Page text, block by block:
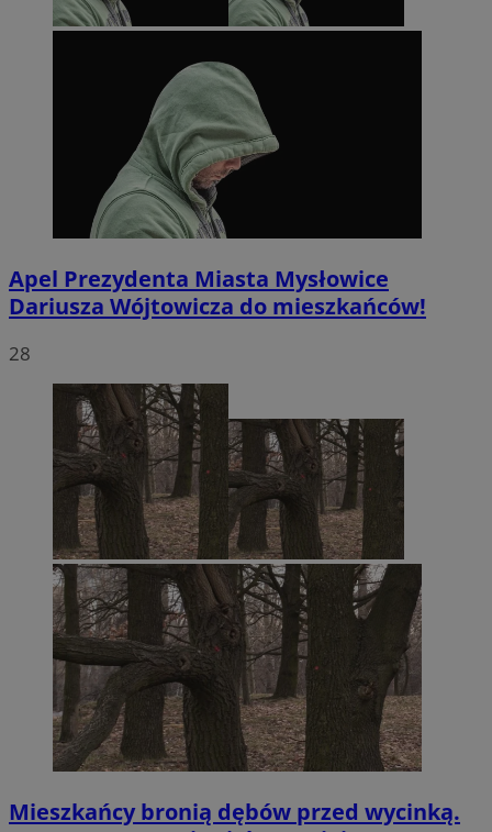
Apel Prezydenta Miasta Mysłowice
Dariusza Wójtowicza do mieszkańców!
28
Mieszkańcy bronią dębów przed wycinką.